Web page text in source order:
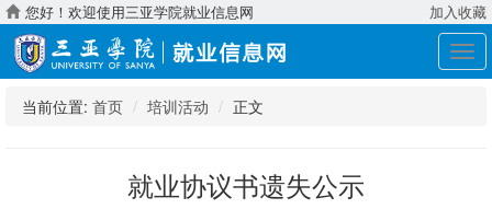
您好！欢迎使用三亚学院就业信息网 加入收藏
展
开
当前位置: 首页 培训活动 正文
就业协议书遗失公示